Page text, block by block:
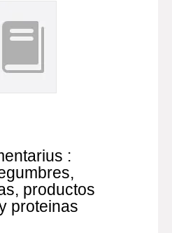
:
productos
proteinas